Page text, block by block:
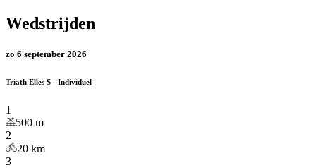
Wedstrijden
zo 6 september 2026
Triath'Elles S - Individuel
1
500 m
2
20 km
3